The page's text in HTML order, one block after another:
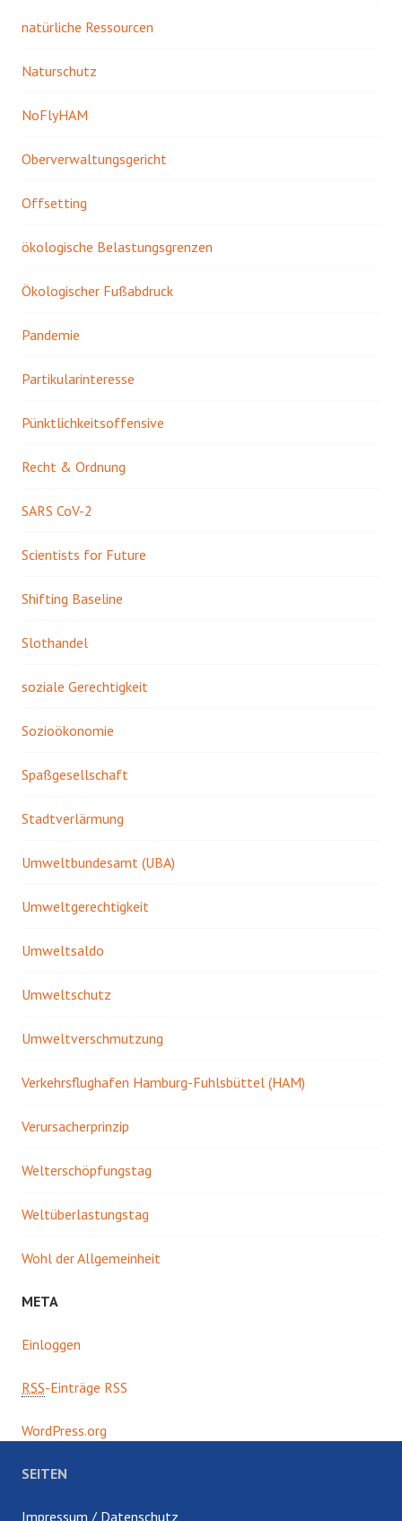
natürliche Ressourcen
Naturschutz
NoFlyHAM
Oberverwaltungsgericht
Offsetting
ökologische Belastungsgrenzen
Ökologischer Fußabdruck
Pandemie
Partikularinteresse
Pünktlichkeitsoffensive
Recht & Ordnung
SARS CoV-2
Scientists for Future
Shifting Baseline
Slothandel
soziale Gerechtigkeit
Sozioökonomie
Spaßgesellschaft
Stadtverlärmung
Umweltbundesamt (UBA)
Umweltgerechtigkeit
Umweltsaldo
Umweltschutz
Umweltverschmutzung
Verkehrsflughafen Hamburg-Fuhlsbüttel (HAM)
Verursacherprinzip
Welterschöpfungstag
Weltüberlastungstag
Wohl der Allgemeinheit
META
Einloggen
RSS-Einträge RSS
WordPress.org
SEITEN
Impressum / Datenschutz